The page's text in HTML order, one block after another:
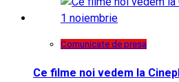
Comunicate de presa
Ce filme noi vedem la